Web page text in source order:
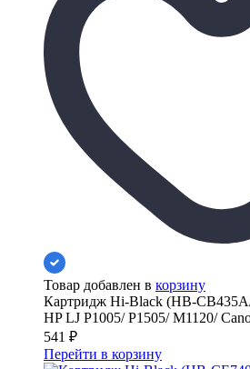
Товар добавлен в корзину
Картридж Hi-Black (HB-
HP LJ P1005/ P1505/ M1120/
541 ₽
Перейти в корзину